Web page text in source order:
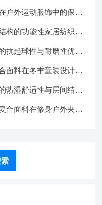
户外运动服饰中的保暖
构的功能性家居纺织品
抗起球性与耐磨性优化
面料在冬季童装设计中
热湿舒适性与层间结合
合面料在修身户外夹克